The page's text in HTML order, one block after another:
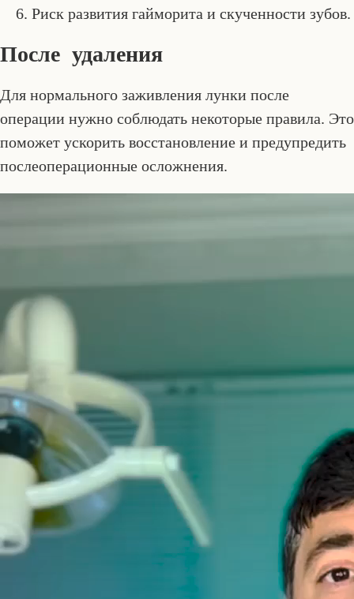
Риск развития гайморита и скученности зубов.
После удаления
Для нормального заживления лунки после
операции нужно соблюдать некоторые правила. Это
поможет ускорить восстановление и предупредить
послеоперационные осложнения.